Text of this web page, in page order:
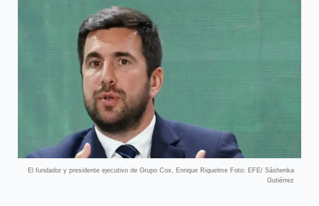
El fundador y presidente ejecutivo de Grupo Cox, Enrique Riquelme Foto: EFE/ Sáshenka
Gutiérrez